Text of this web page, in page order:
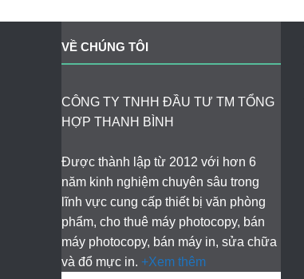
VỀ CHÚNG TÔI
CÔNG TY TNHH ĐẦU TƯ TM TỔNG
HỢP THANH BÌNH
Được thành lập từ 2012 với hơn 6
năm kinh nghiệm chuyên sâu trong
lĩnh vực cung cấp thiết bị văn phòng
phẩm, cho thuê máy photocopy, bán
máy photocopy, bán máy in, sửa chữa
và đổ mực in. +Xem thêm